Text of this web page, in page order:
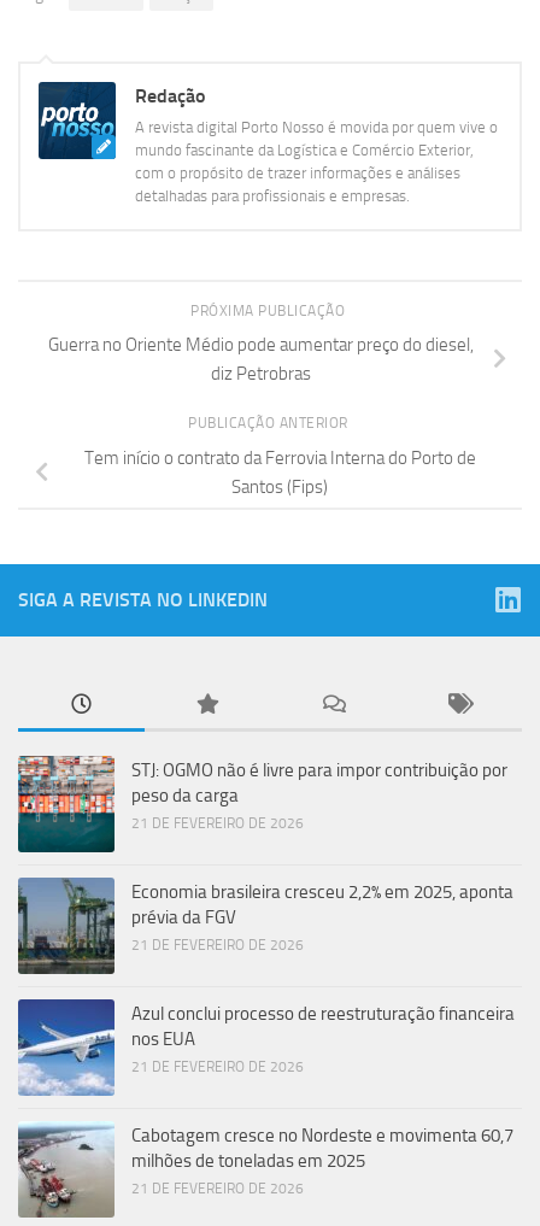
Redação
A revista digital Porto Nosso é movida por quem vive o
mundo fascinante da Logística e Comércio Exterior,
com o propósito de trazer informações e análises
detalhadas para profissionais e empresas.
PRÓXIMA PUBLICAÇÃO
Guerra no Oriente Médio pode aumentar preço do diesel,
diz Petrobras
PUBLICAÇÃO ANTERIOR
Tem início o contrato da Ferrovia Interna do Porto de
Santos (Fips)
SIGA A REVISTA NO LINKEDIN
STJ: OGMO não é livre para impor contribuição por
peso da carga
21 DE FEVEREIRO DE 2026
Economia brasileira cresceu 2,2% em 2025, aponta
prévia da FGV
21 DE FEVEREIRO DE 2026
Azul conclui processo de reestruturação financeira
nos EUA
21 DE FEVEREIRO DE 2026
Cabotagem cresce no Nordeste e movimenta 60,7
milhões de toneladas em 2025
21 DE FEVEREIRO DE 2026